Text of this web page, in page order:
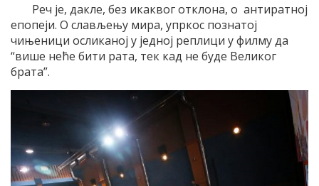
Реч је, дакле, без икаквог отклона, о антиратној
епопеји. О слављењу мира, упркос познатој
чињеници осликаној у једној реплици у филму да
“више неће бити рата, тек кад не буде Великог
брата”.